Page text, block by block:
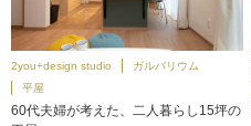
2you+design studio
ガルバリウム
平屋
60代夫婦が考えた、二人暮らし15坪の